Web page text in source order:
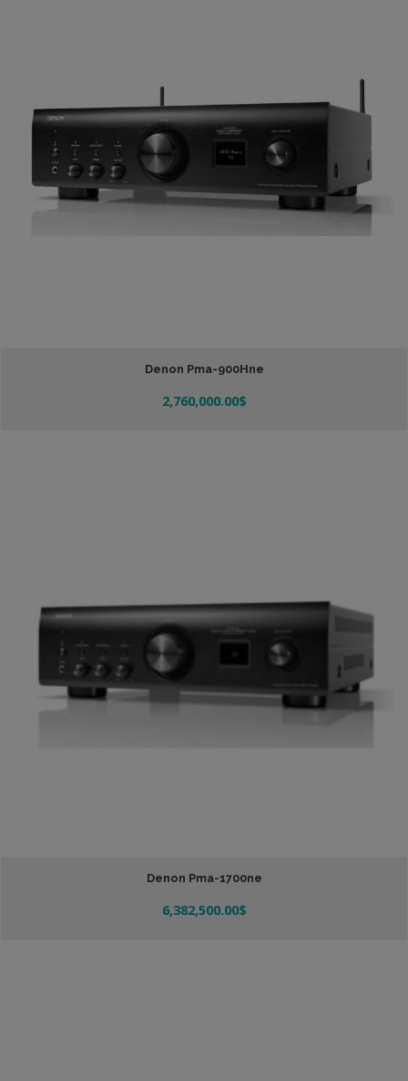
Denon Pma-900Hne
2,760,000.00$
Añadir Al Carrito
Denon Pma-1700ne
6,382,500.00$
Añadir Al Carrito